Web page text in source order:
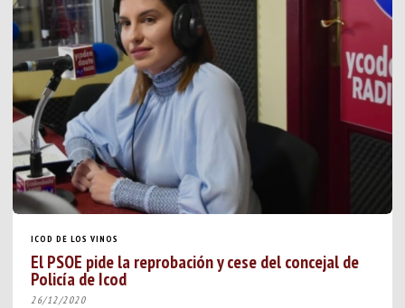
ICOD DE LOS VINOS
El PSOE pide la reprobación y cese del concejal de
Policía de Icod
26/12/2020